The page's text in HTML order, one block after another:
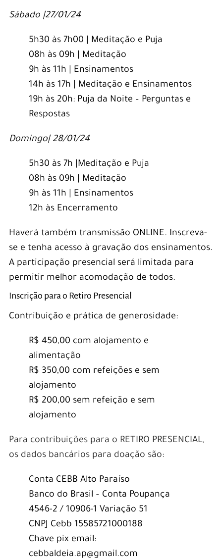
Sábado |27/01/24
5h30 às 7h00 | Meditação e Puja
08h às 09h | Meditação
9h às 11h | Ensinamentos
14h às 17h | Meditação e Ensinamentos
19h às 20h: Puja da Noite – Perguntas e
Respostas
Domingo| 28/01/24
5h30 às 7h |Meditação e Puja
08h às 09h | Meditação
9h às 11h | Ensinamentos
12h às Encerramento
Haverá também transmissão ONLINE. Inscreva-
se e tenha acesso à gravação dos ensinamentos.
A participação presencial será limitada para
permitir melhor acomodação de todos.
Inscrição para o Retiro Presencial
Contribuição e prática de generosidade:
R$ 450,00 com alojamento e
alimentação
R$ 350,00 com refeições e sem
alojamento
R$ 200,00 sem refeição e sem
alojamento
Para contribuições para o RETIRO PRESENCIAL,
os dados bancários para doação são:
Conta CEBB Alto Paraíso
Banco do Brasil – Conta Poupança
4546-2 / 10906-1 Variação 51
CNPJ Cebb 15585721000188
Chave pix email:
cebbaldeia.ap@gmail.com